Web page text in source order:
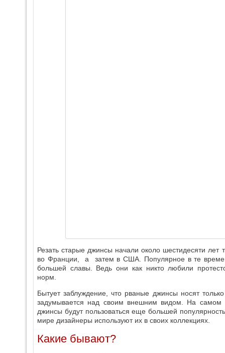
Резать старые джинсы начали около шестидесяти лет
во Франции, а затем в США. Популярное в те
большей славы. Ведь они как никто любили
норм.
Бытует заблуждение, что рваные джинсы носят
задумывается над своим внешним видом. На
джинсы будут пользоваться еще большей
мире дизайнеры используют их в своих коллекциях.
Какие бывают?